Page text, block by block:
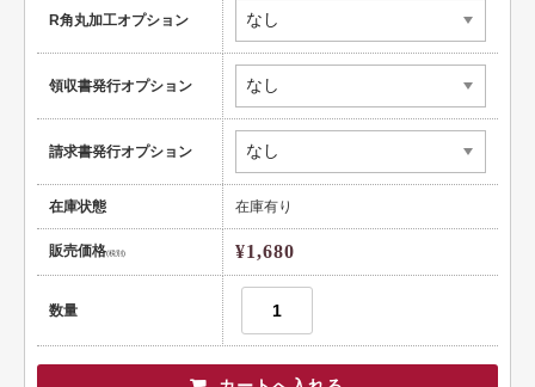
リフォーム
設備
介護福祉
健康
スポーツ
R角丸加工オプション
領収書発行オプション
請求書発行オプション
在庫状態 在庫有り
販売価格(税別) ¥1,680
数量